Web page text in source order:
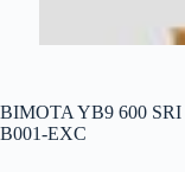
BIMOTA YB9 600 SRI
B001-EXC